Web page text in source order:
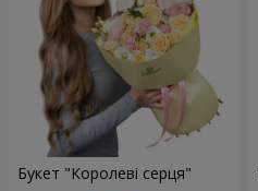
Букет "Королеві серця"